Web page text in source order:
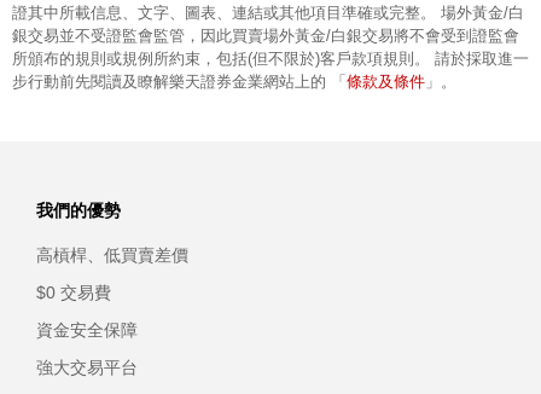
證其中所載信息、文字、圖表、連結或其他項目準確或完整。 場外黃金/白
銀交易並不受證監會監管，因此買賣場外黃金/白銀交易將不會受到證監會
所頒布的規則或規例所約束，包括(但不限於)客戶款項規則。 請於採取進一
步行動前先閱讀及瞭解樂天證券金業網站上的 「 條款及條件 」。
我們的優勢
高槓桿、低買賣差價
$0 交易費
資金安全保障
強大交易平台